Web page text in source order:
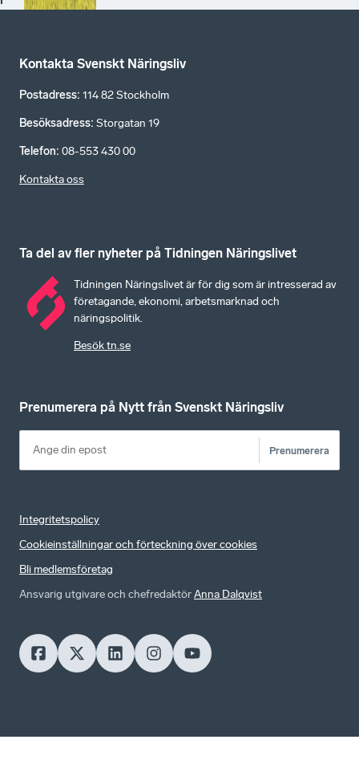
Kontakta Svenskt Näringsliv
Postadress: 114 82 Stockholm
Besöksadress: Storgatan 19
Telefon: 08-553 430 00
Kontakta oss
Ta del av fler nyheter på Tidningen Näringslivet
Tidningen Näringslivet är för dig som är intresserad av
företagande, ekonomi, arbetsmarknad och
näringspolitik.
Besök tn.se
Prenumerera på Nytt från Svenskt Näringsliv
Prenumerera
Integritetspolicy
Cookieinställningar och förteckning över cookies
Bli medlemsföretag
Ansvarig utgivare och chefredaktörAnna Dalqvist